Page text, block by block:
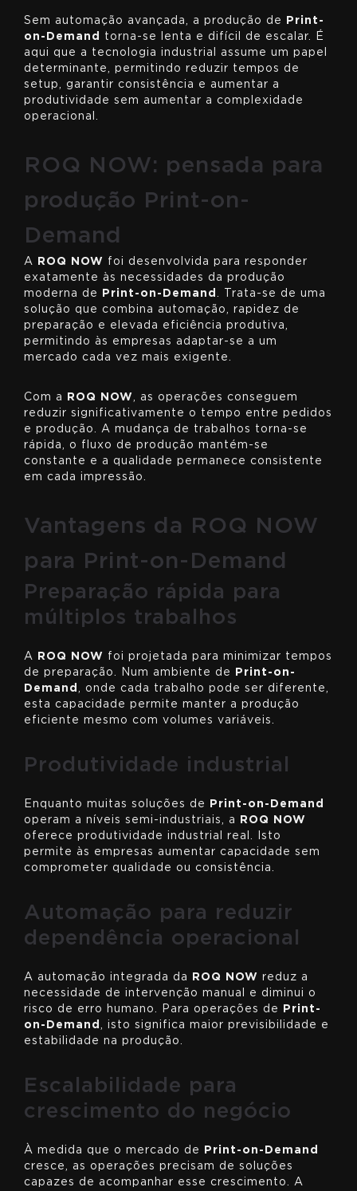
Sem automação avançada, a produção de
Print-
on-Demand
torna-se lenta e difícil de escalar. É
aqui que a tecnologia industrial assume um papel
determinante, permitindo reduzir tempos de
setup, garantir consistência e aumentar a
produtividade sem aumentar a complexidade
operacional.
ROQ NOW: pensada para
produção Print-on-
Demand
A ROQ NOW foi desenvolvida para responder
exatamente às necessidades da produção
moderna de
Print-on-Demand . Trata-se de uma
solução que combina automação, rapidez de
preparação e elevada eficiência produtiva,
permitindo às empresas adaptar-se a um
mercado cada vez mais exigente.
Com a ROQ NOW, as operações conseguem
reduzir significativamente o tempo entre pedidos
e produção. A mudança de trabalhos torna-se
rápida, o fluxo de produção mantém-se
constante e a qualidade permanece consistente
em cada impressão.
Vantagens da ROQ NOW
para Print-on-Demand
Preparação rápida para
múltiplos trabalhos
A ROQ NOW foi projetada para minimizar tempos
de preparação. Num ambiente de
Print-on-
Demand , onde cada trabalho pode ser diferente,
esta capacidade permite manter a produção
eficiente mesmo com volumes variáveis.
Produtividade industrial
Enquanto muitas soluções de
Print-on-Demand
operam a níveis semi-industriais, a
ROQ NOW
oferece produtividade industrial real. Isto
permite às empresas aumentar capacidade sem
comprometer qualidade ou consistência.
Automação para reduzir
dependência operacional
A automação integrada da ROQ NOW reduz a
necessidade de intervenção manual e diminui o
risco de erro humano. Para operações de
Print-
on-Demand , isto significa maior previsibilidade e
estabilidade na produção.
Escalabilidade para
crescimento do negócio
À medida que o mercado de
Print-on-Demand
cresce, as operações precisam de soluções
capazes de acompanhar esse crescimento. A